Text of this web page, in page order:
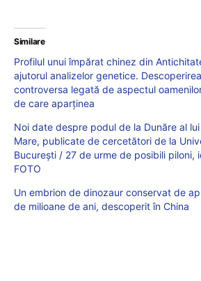
Similare
Profilul unui împărat chinez din
ajutorul analizelor genetice.
controversa legată de aspectul
de care aparținea
Noi date despre podul de la Dunăre al
Mare, publicate de cercetători de la
București / 27 de urme de posibili piloni,
FOTO
Un embrion de dinozaur conservat de
de milioane de ani, descoperit în China